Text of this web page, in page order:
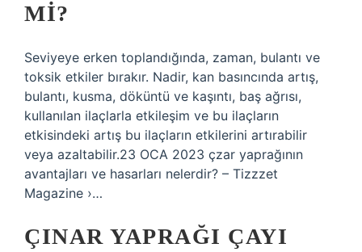
MI?
Seviyeye erken toplandığında, zaman, bulantı ve
toksik etkiler bırakır. Nadir, kan basıncında artış,
bulantı, kusma, döküntü ve kaşıntı, baş ağrısı,
kullanılan ilaçlarla etkileşim ve bu ilaçların
etkisindeki artış bu ilaçların etkilerini artırabilir
veya azaltabilir.23 OCA 2023 çzar yaprağının
avantajları ve hasarları nelerdir? – Tizzzet
Magazine ›…
ÇINAR YAPRAĞI ÇAYI